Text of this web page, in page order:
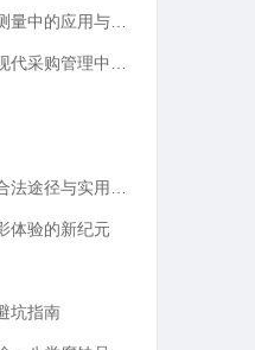
体验的新纪元
坑指南